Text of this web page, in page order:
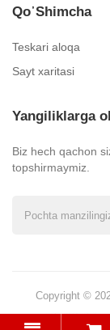
Qo᾿shimcha
Teskari aloqa
Sayt xaritasi
Yangiliklarga
Biz hech qachon
topshirmaymiz.
Copyright ©